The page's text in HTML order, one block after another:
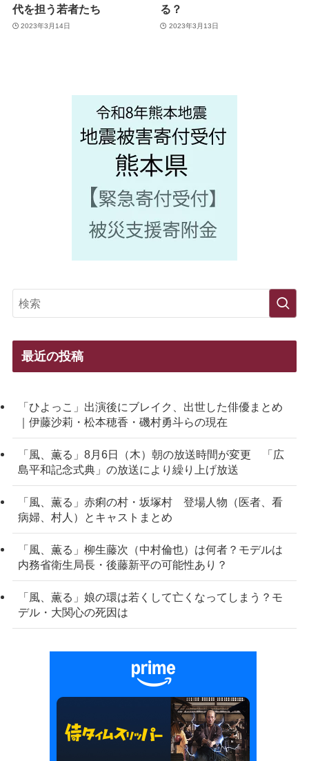
代を担う若者たち
2023年3月14日
る？
2023年3月13日
最近の投稿
「ひよっこ」出演後にブレイク、出世した俳優まとめ
｜伊藤沙莉・松本穂香・磯村勇斗らの現在
「風、薫る」8月6日（木）朝の放送時間が変更 「広
島平和記念式典」の放送により繰り上げ放送
「風、薫る」赤痢の村・坂塚村 登場人物（医者、看
病婦、村人）とキャストまとめ
「風、薫る」柳生藤次（中村倫也）は何者？モデルは
内務省衛生局長・後藤新平の可能性あり？
「風、薫る」娘の環は若くして亡くなってしまう？モ
デル・大関心の死因は